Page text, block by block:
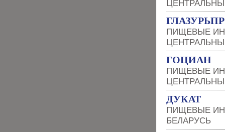
ПИЩЕВЫЕ
ГОЦИАН
ПИЩЕВЫЕ
ДУКАТ
ПИЩЕВЫЕ
БЕЛАРУСЬ